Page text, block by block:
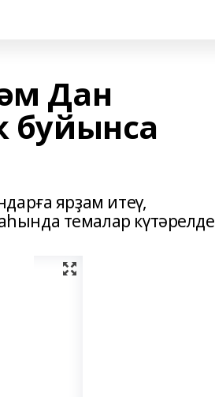
Дан
буйынса
ярҙам итеү,
темалар күтәрелде